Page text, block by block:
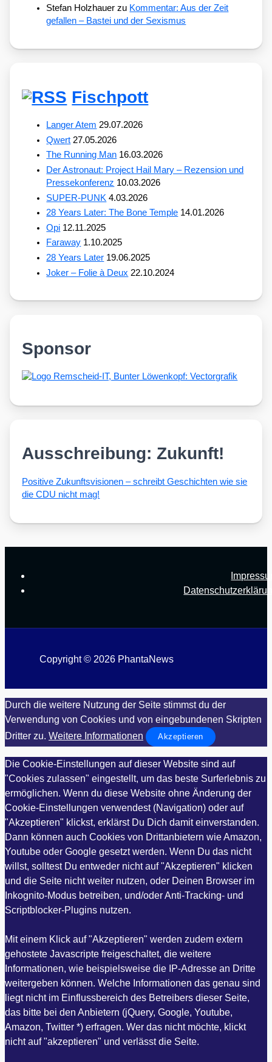
Stefan Holzhauer zu Kommentar: Aus der Zeit
gefallen – Bastei und der Sexismus
Fischpott
Langer Atem 29.07.2026
Qwert 27.05.2026
The Running Man 16.03.2026
Der Astronaut: Project Hail Mary – Rezension und
Pressekonferenz 10.03.2026
SUPER-PUNK 4.03.2026
28 Years Later: The Bone Temple 14.01.2026
Opi 12.11.2025
Faraway 1.10.2025
28 Years Later 19.06.2025
Joker – Folie à Deux 22.10.2024
Sponsor
Ausschreibung: Zukunft!
Posi­ti­ve Zukunfts­vi­sio­nen – schreibt Geschich­ten wie sie
die CDU nicht mag!
Copyright © 2026 PhantaNews
Durch die weitere Nutzung der Seite stimmst du der
Verwendung von Cookies und von eingebundenen Skripten
Dritter zu. Weitere Informationen Akzeptieren
Die Cookie-Einstellungen auf dieser Website sind auf
"Cookies zulassen" eingestellt, um das beste Surferlebnis zu
ermöglichen. Wenn du diese Website ohne Änderung der
Cookie-Einstellungen verwendest (Navigation) oder auf
"Akzeptieren" klickst, erklärst Du Dich damit einverstanden.
Dann können auch Cookies von Drittanbietern wie Amazon,
Youtube oder Google gesetzt werden. Wenn Du das nicht
willst, solltest Du entweder nicht auf "Akzeptieren" klicken
und die Seite nicht weiter nutzen, oder Deinen Browser im
Inkognito-Modus betreiben, und/oder Anti-Tracking- und
Scriptblocker-Plugins nutzen.
Mit einem Klick auf "Akzeptieren" werden zudem extern
gehostete Javascripte freigeschaltet, die weitere
Informationen, wie beispielsweise die IP-Adresse an Dritte
weitergeben können. Welche Informationen das genau sind
liegt nicht im Einflussbereich des Betreibers dieser Seite,
das bitte bei den Anbietern (jQuery, Google, Youtube,
Amazon, Twitter *) erfragen. Wer das nicht möchte, klickt
nicht auf "akzeptieren" und verlässt die Seite.